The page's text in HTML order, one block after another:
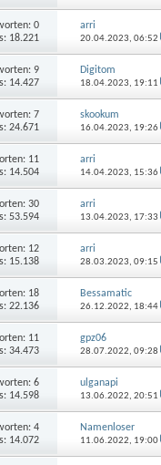
0
18.221
arri
20.04.2023,06:52
9
14.427
Digitom
18.04.2023, 19:11
7
24.671
skookum
16.04.2023, 19:26
11
14.504
arri
14.04.2023, 15:36
30
53.594
arri
13.04.2023, 17:33
12
15.138
arri
28.03.2023,09:15
18
22.136
Bessamatic
26.12.2022, 18:44
11
34.473
gpz06
28.07.2022,09:28
6
14.598
ulganapi
13.06.2022,20:51
4
14.072
Namenloser
11.06.2022, 19:00